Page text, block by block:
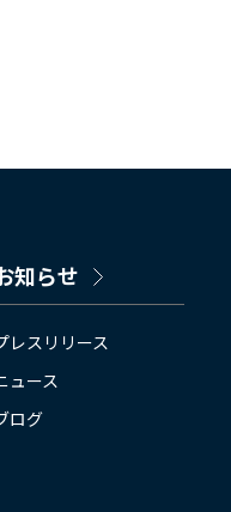
知らせ
レスリリース
ュース
ログ